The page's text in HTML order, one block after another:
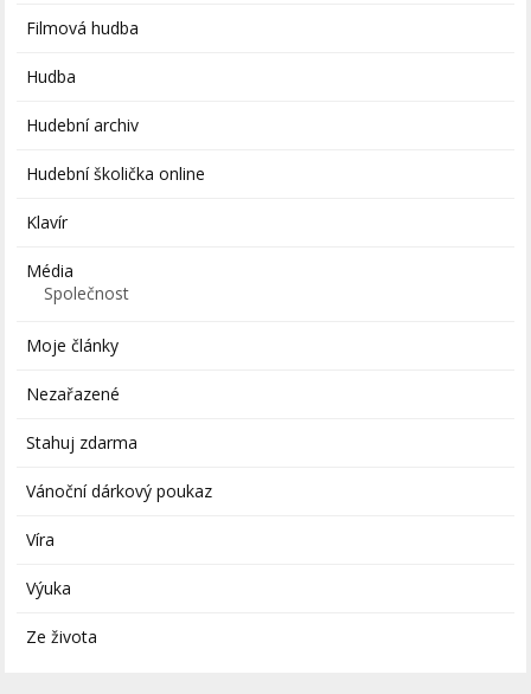
Filmová hudba
Hudba
Hudební archiv
Hudební školička online
Klavír
Média
Společnost
Moje články
Nezařazené
Stahuj zdarma
Vánoční dárkový poukaz
Víra
Výuka
Ze života